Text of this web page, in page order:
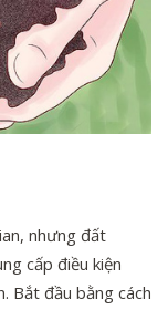
nhưng đất
cấp điều kiện
Bắt đầu bằng cách